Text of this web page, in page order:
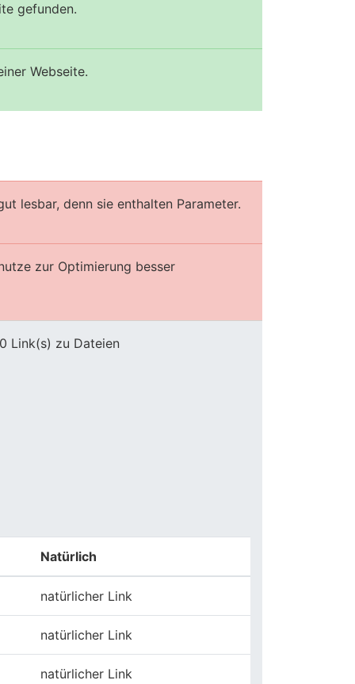
gefunden.
Webseite.
lesbar, denn sie enthalten Parameter.
zur Optimierung besser
Link(s) zu Dateien
Natürlich
natürlicher Link
natürlicher Link
natürlicher Link